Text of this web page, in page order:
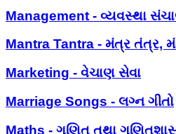
Management - વ્યવસ્થા
Mantra Tantra - મંત્ર તંત્ર,
Marketing - વેચાણ સેવા
Marriage Songs - લગ્ન ગીતો
Maths - ગણિત તથા